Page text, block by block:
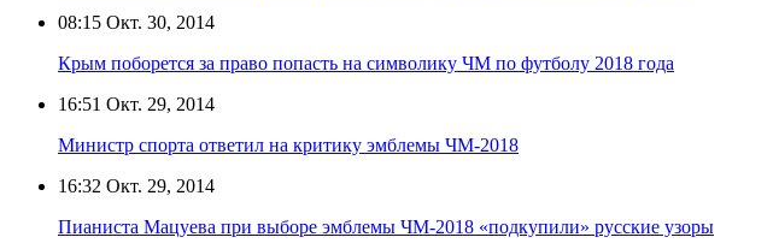
08:15 Окт. 30, 2014
Крым поборется за право попасть на символику ЧМ по футболу 2018 года
16:51 Окт. 29, 2014
Министр спорта ответил на критику эмблемы ЧМ-2018
16:32 Окт. 29, 2014
Пианиста Мацуева при выборе эмблемы ЧМ-2018 «подкупили» русские узоры